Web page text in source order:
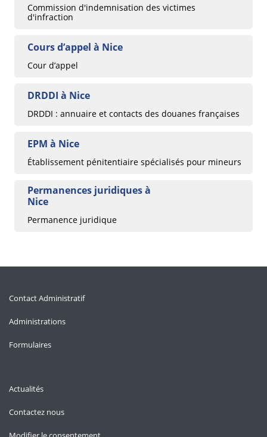
Commission d'indemnisation des victimes
d'infraction
Cours d’appel à Nice
Cour d’appel
DRDDI à Nice
DRDDI : annuaire et contacts des douanes françaises
EPM à Nice
Établissement pénitentiaire spécialisés pour mineurs
Permanences juridiques à
Nice
Permanence juridique
Contact Administratif
Administrations
Formulaires
Actualités
Contactez nous